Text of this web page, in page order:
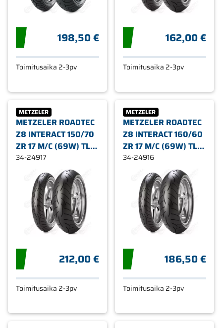
198,50 €
Toimitusaika 2-3pv
162,00 €
Toimitusaika 2-3pv
METZELER
METZELER ROADTEC
Z8 INTERACT 150/70
ZR 17 M/C (69W) TL
TAAKSE (M -
NORMAL)
MOOTTORIPYÖRÄN
RENGAS
34-24917
212,00 €
Toimitusaika 2-3pv
METZELER
METZELER ROADTEC
Z8 INTERACT 160/60
ZR 17 M/C (69W) TL
TAAKSE (M -
NORMAL)
MOOTTORIPYÖRÄN
RENGAS
34-24916
186,50 €
Toimitusaika 2-3pv